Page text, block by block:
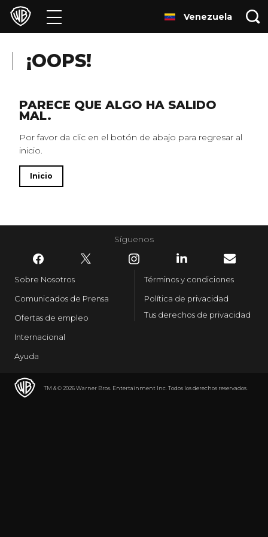
Películas
Franquicias
Colecciones
Noticias
HBO Max
Venezuela
¡OOPS!
PARECE QUE ALGO HA SALIDO
MAL.
Por favor da clic en el botón de abajo para regresar al
inicio.
Inicio
TM & © 2026 Warner Bros. Entertainment Inc. Todos los derechos reservados.
Síguenos
Sobre Nosotros
Comunicados de Prensa
Ofertas de empleo
Internacional
Ayuda
Términos y condiciones
Política de privacidad
Tus derechos de privacidad